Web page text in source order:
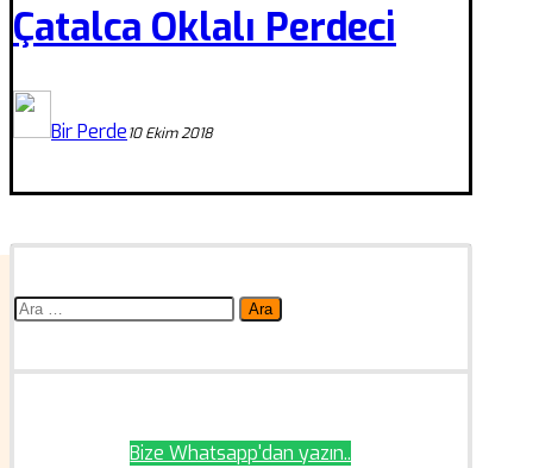
Çatalca Oklalı Perdeci
Bir Perde10 Ekim 2018
Arama:
Bize Whatsapp'dan yazın..